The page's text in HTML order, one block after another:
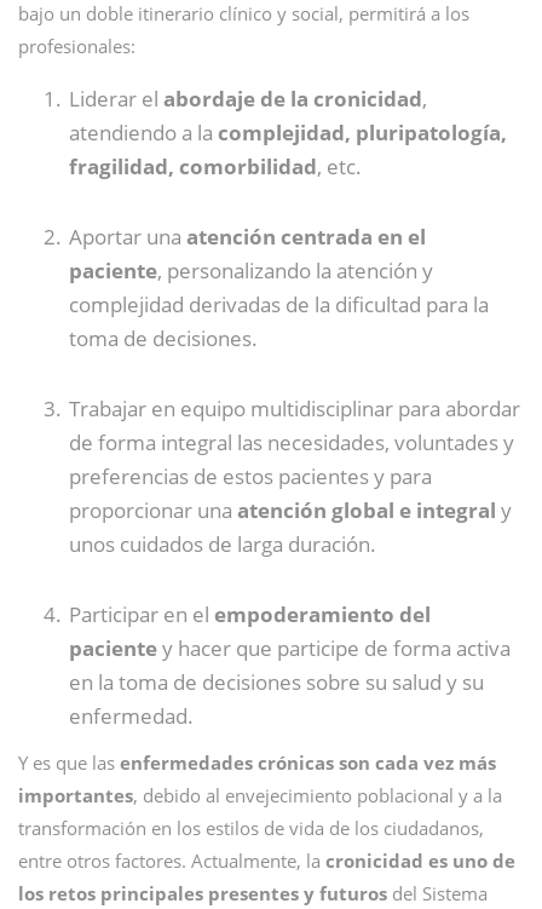
bajo un doble itinerario clínico y social, permitirá a los
profesionales:
Liderar el abordaje de la cronicidad,
atendiendo a la complejidad, pluripatología,
fragilidad, comorbilidad, etc.
Aportar una atención centrada en el
paciente, personalizando la atención y
complejidad derivadas de la dificultad para la
toma de decisiones.
Trabajar en equipo multidisciplinar para abordar
de forma integral las necesidades, voluntades y
preferencias de estos pacientes y para
proporcionar una atención global e integral y
unos cuidados de larga duración.
Participar en el empoderamiento del
pacientey hacer que participe de forma activa
en la toma de decisiones sobre su salud y su
enfermedad.
Y es que las enfermedades crónicas son cada vez más
importantes, debido al envejecimiento poblacional y a la
transformación en los estilos de vida de los ciudadanos,
entre otros factores. Actualmente, la cronicidad es uno de
los retos principales presentes y futuros del Sistema